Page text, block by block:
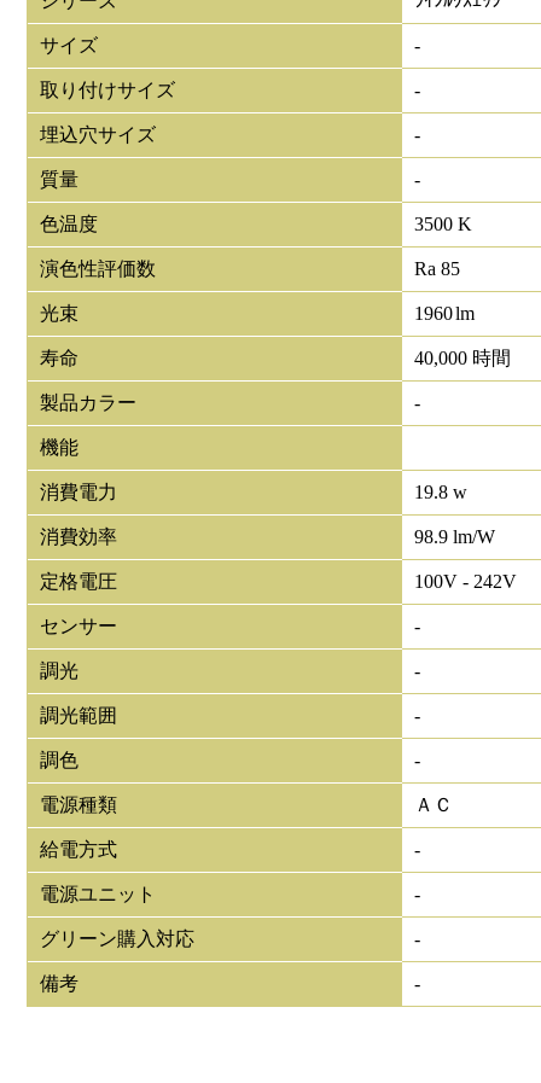
サイズ -
取り付けサイズ -
埋込穴サイズ -
質量 -
色温度 3500 K
演色性評価数 Ra 85
光束 1960lm
寿命 40,000 時間
製品カラー -
機能
消費電力 19.8 w
消費効率 98.9 lm/W
定格電圧 100V - 242V
センサー -
調光 -
調光範囲 -
調色 -
電源種類 ＡＣ
給電方式 -
電源ユニット -
グリーン購入対応 -
備考 -